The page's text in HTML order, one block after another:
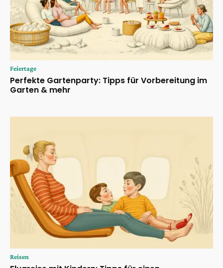
Feiertage
Perfekte Gartenparty: Tipps für Vorbereitung im
Garten & mehr
Reisen